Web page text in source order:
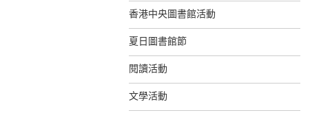
香港中央圖書館活動
夏日圖書館節
閱讀活動
文學活動